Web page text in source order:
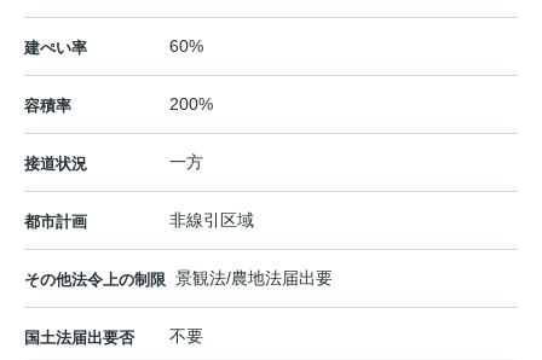
建ぺい率 60%
容積率 200%
接道状況 一方
都市計画 非線引区域
その他法令上の制限 景観法/農地法届出要
国土法届出要否 不要